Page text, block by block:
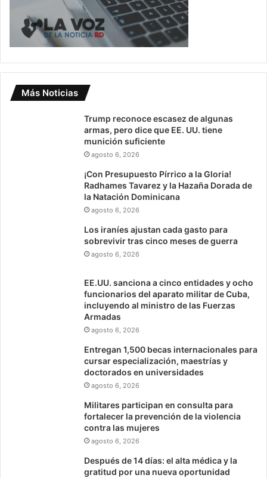
Más Noticias
Trump reconoce escasez de algunas
armas, pero dice que EE. UU. tiene
munición suficiente
agosto 6, 2026
¡Con Presupuesto Pírrico a la Gloria!
Radhames Tavarez y la Hazaña Dorada de
la Natación Dominicana
agosto 6, 2026
Los iraníes ajustan cada gasto para
sobrevivir tras cinco meses de guerra
agosto 6, 2026
EE.UU. sanciona a cinco entidades y ocho
funcionarios del aparato militar de Cuba,
incluyendo al ministro de las Fuerzas
Armadas
agosto 6, 2026
Entregan 1,500 becas internacionales para
cursar especialización, maestrías y
doctorados en universidades
agosto 6, 2026
Militares participan en consulta para
fortalecer la prevención de la violencia
contra las mujeres
agosto 6, 2026
Después de 14 días: el alta médica y la
gratitud por una nueva oportunidad